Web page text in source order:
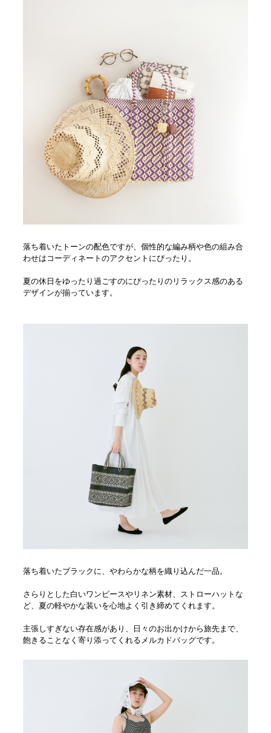
落ち着いたトーンの配色ですが、個性的な編み柄や色の組み合
わせはコーディネートのアクセントにぴったり。
夏の休日をゆったり過ごすのにぴったりのリラックス感のある
デザインが揃っています。
落ち着いたブラックに、やわらかな柄を織り込んだ一品。
さらりとした白いワンピースやリネン素材、ストローハットな
ど、夏の軽やかな装いを心地よく引き締めてくれます。
主張しすぎない存在感があり、日々のお出かけから旅先まで、
飽きることなく寄り添ってくれるメルカドバッグです。